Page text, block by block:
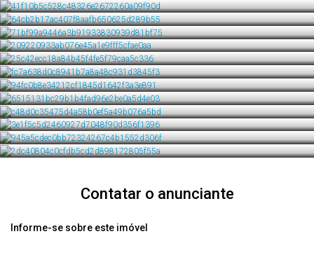
Contatar o anunciante
Informe-se sobre este imóvel